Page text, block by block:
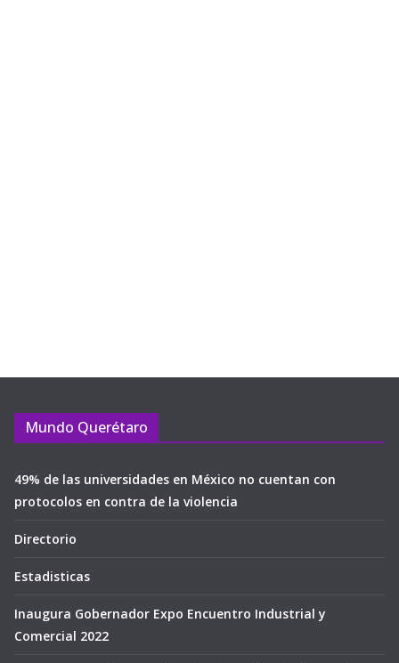
Mundo Querétaro
49% de las universidades en México no cuentan con
protocolos en contra de la violencia
Directorio
Estadisticas
Inaugura Gobernador Expo Encuentro Industrial y
Comercial 2022